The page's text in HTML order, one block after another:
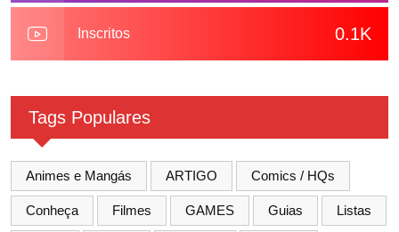
0.1K
Inscritos
Tags Populares
Animes e Mangás ARTIGO Comics / HQs
Conheça Filmes GAMES Guias Listas